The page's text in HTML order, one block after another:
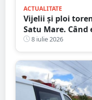
ACTUALITATE
Vijelii și ploi
Satu Mare. Când
8 iulie 2026